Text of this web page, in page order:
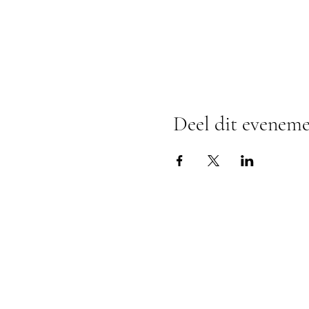
Deel dit